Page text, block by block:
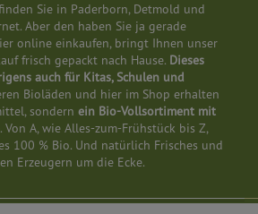
Sie in Paderborn, Detmold und
Aber den haben Sie ja gerade
online einkaufen, bringt Ihnen unser
frisch gepackt nach Hause. Dieses
auch für Kitas, Schulen und
Bioläden und hier im Shop erhalten
sondern ein Bio-Vollsortiment mit
. Von A, wie Alles-zum-Frühstück bis Z,
100 % Bio. Und natürlich Frisches und
Erzeugern um die Ecke.